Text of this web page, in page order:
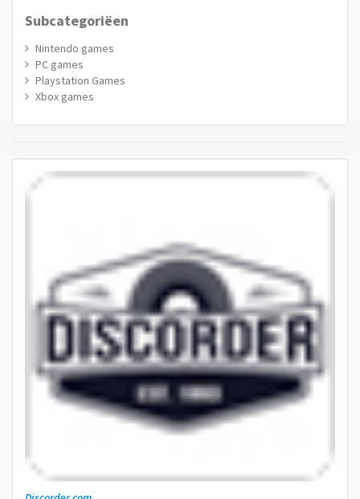
Subcategoriëen
Nintendo games
PC games
Playstation Games
Xbox games